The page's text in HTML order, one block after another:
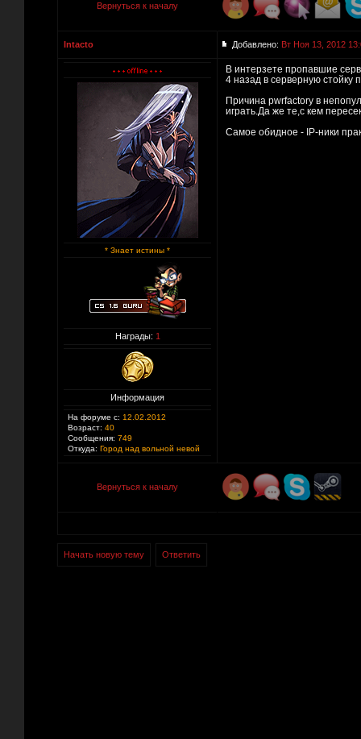
Вернуться к началу
Intacto Добавлено: Вт Ноя 13, 2012
* Знает истины *
Награды: 1
Информация
На форуме с: 12.02.2012
Возраст: 40
Сообщения: 749
Откуда: Город над вольной невой
В интерзете пропавшие
4 назад в серверную стойку
Причина pwrfactory в
играть.Да же те,с кем
Cамое обидное - IP-ники
Вернуться к началу
Начать новую тему Ответить